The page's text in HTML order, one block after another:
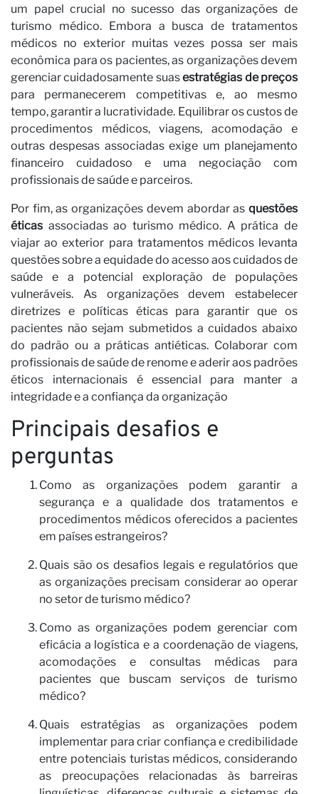
um papel crucial no sucesso das organizações de
turismo médico. Embora a busca de tratamentos
médicos no exterior muitas vezes possa ser mais
econômica para os pacientes, as organizações devem
gerenciar cuidadosamente suasestratégias de preços
para permanecerem competitivas e, ao mesmo
tempo, garantir a lucratividade. Equilibrar os custos de
procedimentos médicos, viagens, acomodação e
outras despesas associadas exige um planejamento
financeiro cuidadoso e uma negociação com
profissionais de saúde e parceiros.
Por fim, as organizações devem abordar as questões
éticas associadas ao turismo médico. A prática de
viajar ao exterior para tratamentos médicos levanta
questões sobre a equidade do acesso aos cuidados de
saúde e a potencial exploração de populações
vulneráveis. As organizações devem estabelecer
diretrizes e políticas éticas para garantir que os
pacientes não sejam submetidos a cuidados abaixo
do padrão ou a práticas antiéticas. Colaborar com
profissionais de saúde de renome e aderir aos padrões
éticos internacionais é essencial para manter a
integridade e a confiança da organização
Principais desafios e
perguntas
Como as organizações podem garantir a
segurança e a qualidade dos tratamentos e
procedimentos médicos oferecidos a pacientes
em países estrangeiros?
Quais são os desafios legais e regulatórios que
as organizações precisam considerar ao operar
no setor de turismo médico?
Como as organizações podem gerenciar com
eficácia a logística e a coordenação de viagens,
acomodações e consultas médicas para
pacientes que buscam serviços de turismo
médico?
Quais estratégias as organizações podem
implementar para criar confiança e credibilidade
entre potenciais turistas médicos, considerando
as preocupações relacionadas às barreiras